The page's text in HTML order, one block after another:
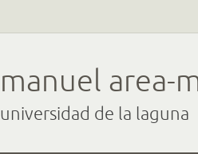
manuel area-
universidad de la laguna